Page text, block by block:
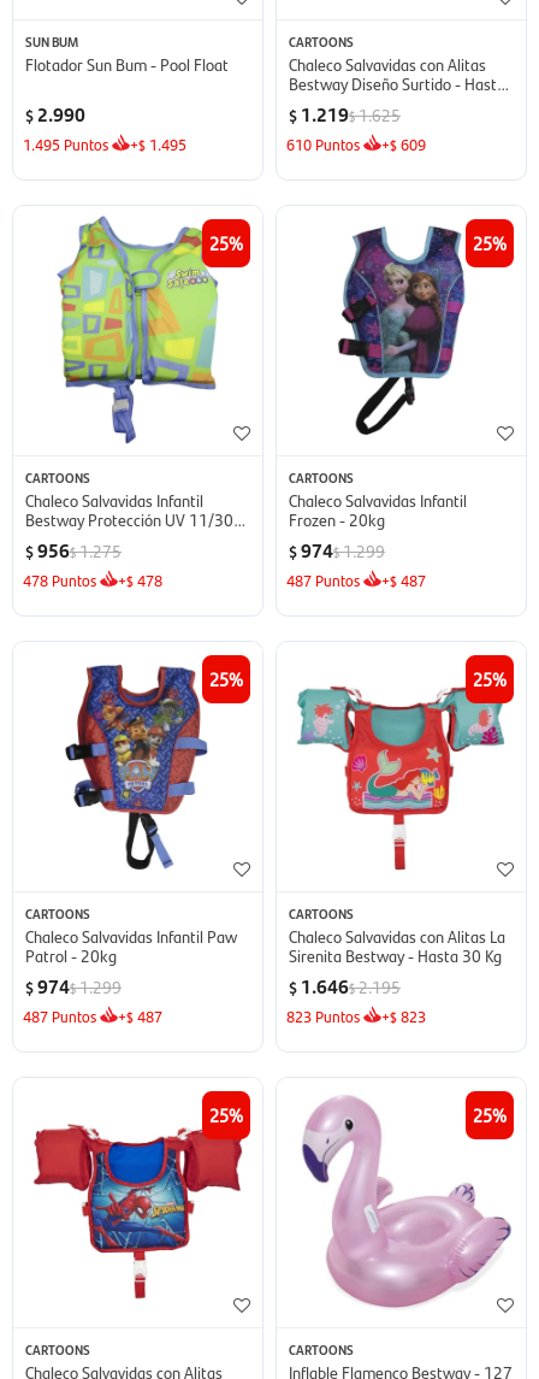
SUN BUM
Flotador Sun Bum - Pool Float
$2.990
1.495 Puntos +$ 1.495
CARTOONS
Chaleco Salvavidas con Alitas
Bestway Diseño Surtido - Hasta
30 Kg
$ 1.219$1.625
610 Puntos +$609
25
CARTOONS
Chaleco Salvavidas Infantil
Bestway Protección UV 11/30kg
- Diseño Surtido
$956$1.275
478 Puntos +$478
25
CARTOONS
Chaleco Salvavidas Infantil
Frozen - 20kg
$974$1.299
487 Puntos +$487
25
CARTOONS
Chaleco Salvavidas Infantil Paw
Patrol - 20kg
$974$1.299
487 Puntos +$487
25
CARTOONS
Chaleco Salvavidas con Alitas La
Sirenita Bestway - Hasta 30 Kg
$ 1.646$2.195
823 Puntos +$823
25
CARTOONS
Chaleco Salvavidas con Alitas
25
CARTOONS
Inflable Flamenco Bestway - 127